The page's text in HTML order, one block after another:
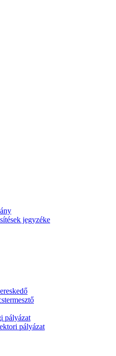
jegyzéke
pályázat
pályázat